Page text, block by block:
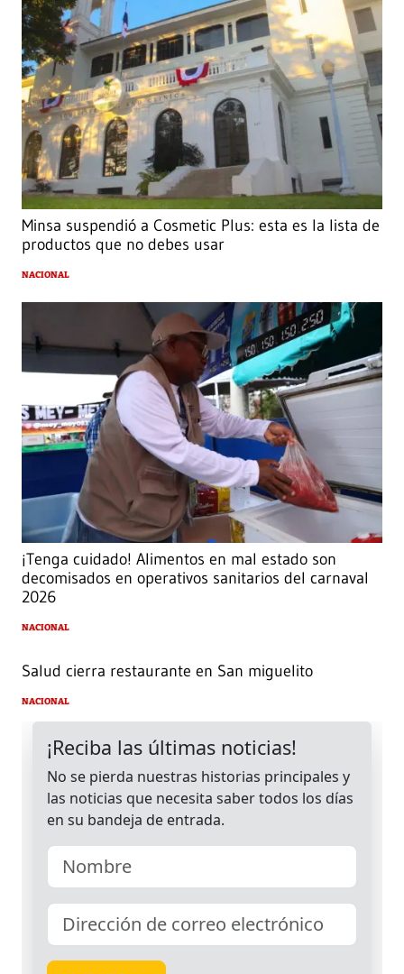
Minsa suspendió a Cosmetic Plus: esta es la lista de
productos que no debes usar
NACIONAL
¡Tenga cuidado! Alimentos en mal estado son
decomisados en operativos sanitarios del carnaval
2026
NACIONAL
Salud cierra restaurante en San miguelito
NACIONAL